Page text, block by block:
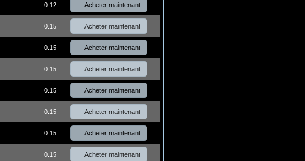
0.12 Acheter maintenant
0.15 Acheter maintenant
0.15 Acheter maintenant
0.15 Acheter maintenant
0.15 Acheter maintenant
0.15 Acheter maintenant
0.15 Acheter maintenant
0.15 Acheter maintenant